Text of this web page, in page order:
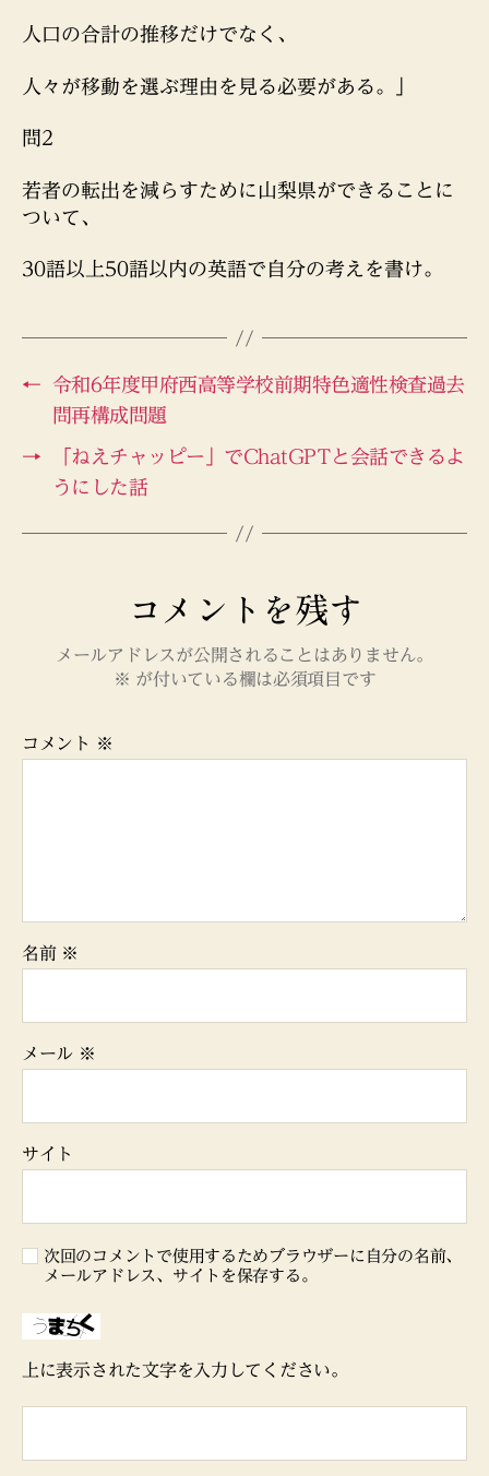
人口の合計の推移だけでなく、
人々が移動を選ぶ理由を見る必要がある。」
問2
若者の転出を減らすために山梨県ができることに
ついて、
30語以上50語以内の英語で自分の考えを書け。
←
令和6年度甲府西高等学校前期特色適性検査過去
問再構成問題
→
「ねえチャッピー」でChatGPTと会話できるよ
うにした話
コメントを残す
メールアドレスが公開されることはありません。
※ が付いている欄は必須項目です
コメント ※
名前 ※
メール ※
サイト
次回のコメントで使用するためブラウザーに自分の名前、
メールアドレス、サイトを保存する。
上に表示された文字を入力してください。